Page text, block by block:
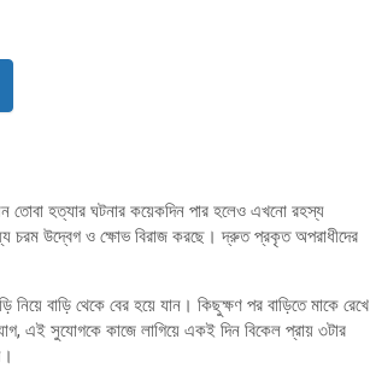
তোবা হত্যার ঘটনার কয়েকদিন পার হলেও এখনো রহস্য
চরম উদ্বেগ ও ক্ষোভ বিরাজ করছে। দ্রুত প্রকৃত অপরাধীদের
বাড়ি থেকে বের হয়ে যান। কিছুক্ষণ পর বাড়িতে মাকে রেখে
এই সুযোগকে কাজে লাগিয়ে একই দিন বিকেল প্রায় ৩টার